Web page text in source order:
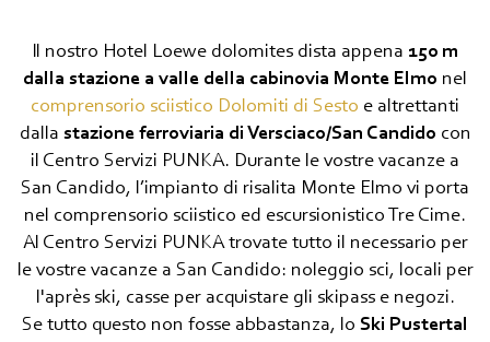
Il nostro Hotel Loewe dolomites dista appena 150 m
dalla stazione a valle della cabinovia Monte Elmo nel
comprensorio sciistico Dolomiti di Sesto e altrettanti
dalla stazione ferroviaria di Versciaco/San Candido con
il Centro Servizi PUNKA. Durante le vostre vacanze a
San Candido, l’impianto di risalita Monte Elmo vi porta
nel comprensorio sciistico ed escursionistico Tre Cime.
Al Centro Servizi PUNKA trovate tutto il necessario per
le vostre vacanze a San Candido: noleggio sci, locali per
l'après ski, casse per acquistare gli skipass e negozi.
Se tutto questo non fosse abbastanza, lo Ski Pustertal